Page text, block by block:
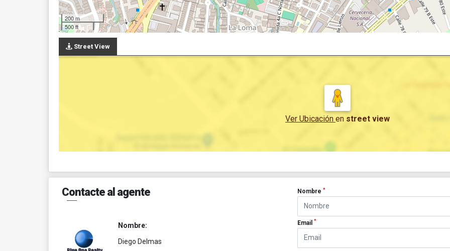
200 m
500 ft
Street View
Ver Ubicación en street view
Contacte al agente
Nombre:
Diego Delmas
Nombre*
Email*